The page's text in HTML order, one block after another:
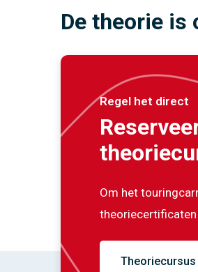
De theorie is
Regel het direct
Om het
theoriecertificaten
Theoriecursus